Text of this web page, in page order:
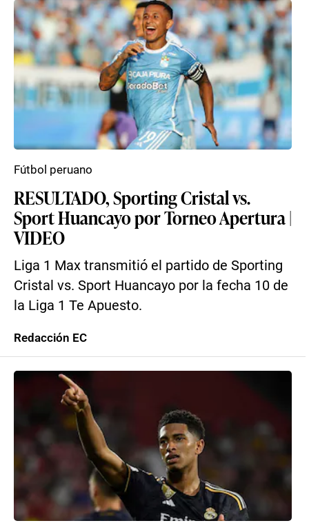
RESULTADO, Sporting Cristal vs.
Sport Huancayo por Torneo Apertura |
VIDEO
Liga 1 Max transmitió el partido de Sporting
Cristal vs. Sport Huancayo por la fecha 10 de
la Liga 1 Te Apuesto.
Fútbol peruano
Redacción EC